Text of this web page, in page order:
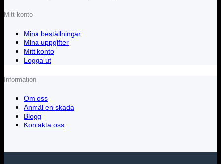
Mitt konto
Mina beställningar
Mina uppgifter
Mitt konto
Logga ut
Information
Om oss
Anmäl en skada
Blogg
Kontakta oss